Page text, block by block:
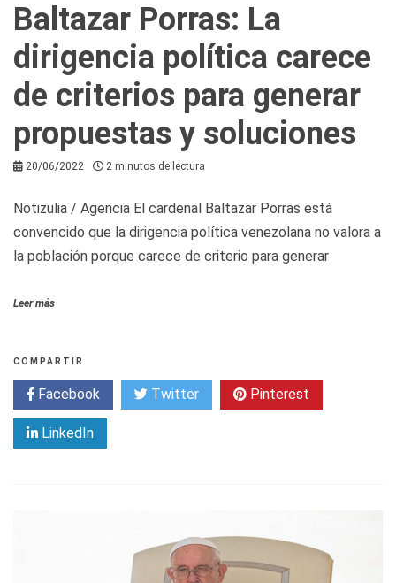
Baltazar Porras: La
dirigencia política carece
de criterios para generar
propuestas y soluciones
20/06/2022 2 minutos de lectura
Notizulia / Agencia El cardenal Baltazar Porras está
convencido que la dirigencia política venezolana no valora a
la población porque carece de criterio para generar
Leer más
COMPARTIR
Facebook Twitter Pinterest
LinkedIn